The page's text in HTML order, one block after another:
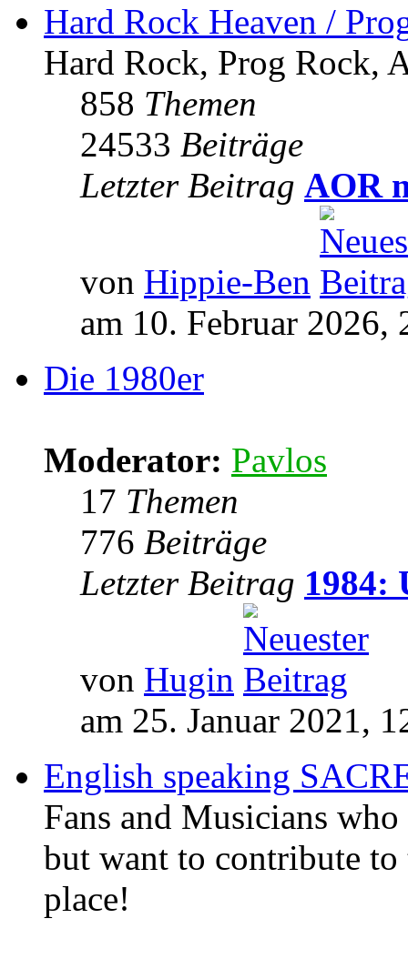
Hard Rock Heaven /
Hard Rock, Prog Rock,
858 Themen
24533 Beiträge
Letzter Beitrag AOR
von Hippie-Ben
am 10. Februar 2026,
Die 1980er
Moderator: Pavlos
17 Themen
776 Beiträge
Letzter Beitrag 1984:
von Hugin
am 25. Januar 2021,
English speaking
Fans and Musicians
but want to contribute to
place!